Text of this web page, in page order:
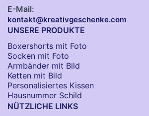
E-Mail:
kontakt@kreativgeschenke.com
UNSERE PRODUKTE
Boxershorts mit Foto
Socken​ mit Foto
Armbänder mit Bild​
Ketten mit Bild
Personalisiertes Kissen
Hausnummer Schild
NÜTZLICHE LINKS